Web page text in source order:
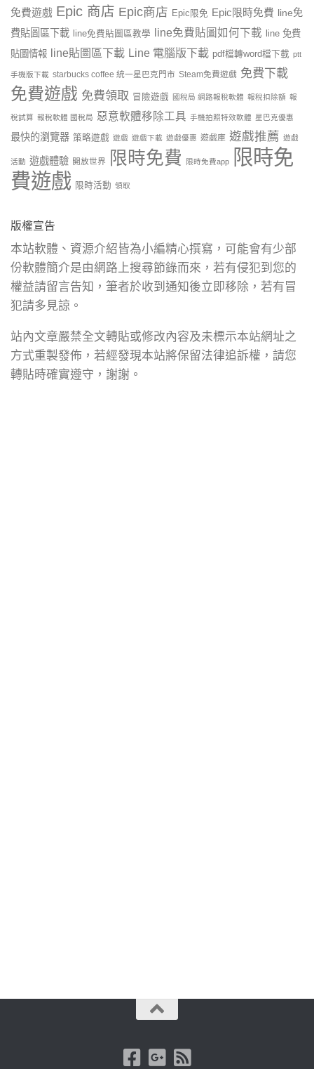
免費遊戲 Epic 商店 Epic商店 Epic限免 Epic限時免費 line免
費貼圖區下載
line免費貼圖區教學 line免費貼圖如何下載
line 免費
貼圖情報
line貼圖區下載 Line 電腦版下載 pdf檔轉word檔下載 ptt
手機版下載 starbucks coffee 統一星巴克門市 Steam免費遊戲 免費下載
免費遊戲 免費領取 冒險遊戲 國稅局 網路報稅軟體 報稅扣除額 報
稅試算 報稅軟體 國稅局 惡意軟體移除工具 手機拍照特效軟體 星巴克優惠
最快的瀏覽器 策略遊戲 遊戲 遊戲下載 遊戲優惠 遊戲庫 遊戲推薦 遊戲
活動 遊戲體驗 開放世界 限時免費 限時免費app
限時免
費遊戲 限時活動 領取
版權宣告
本站軟體、資源介紹皆為小編精心撰寫，可能會有少部
份軟體簡介是由網路上搜尋節錄而來，若有侵犯到您的
權益請留言告知，筆者於收到通知後立即移除，若有冒
犯請多見諒。
站內文章嚴禁全文轉貼或修改內容及未標示本站網址之
方式重製發佈，若經發現本站將保留法律追訴權，請您
轉貼時確實遵守，謝謝。